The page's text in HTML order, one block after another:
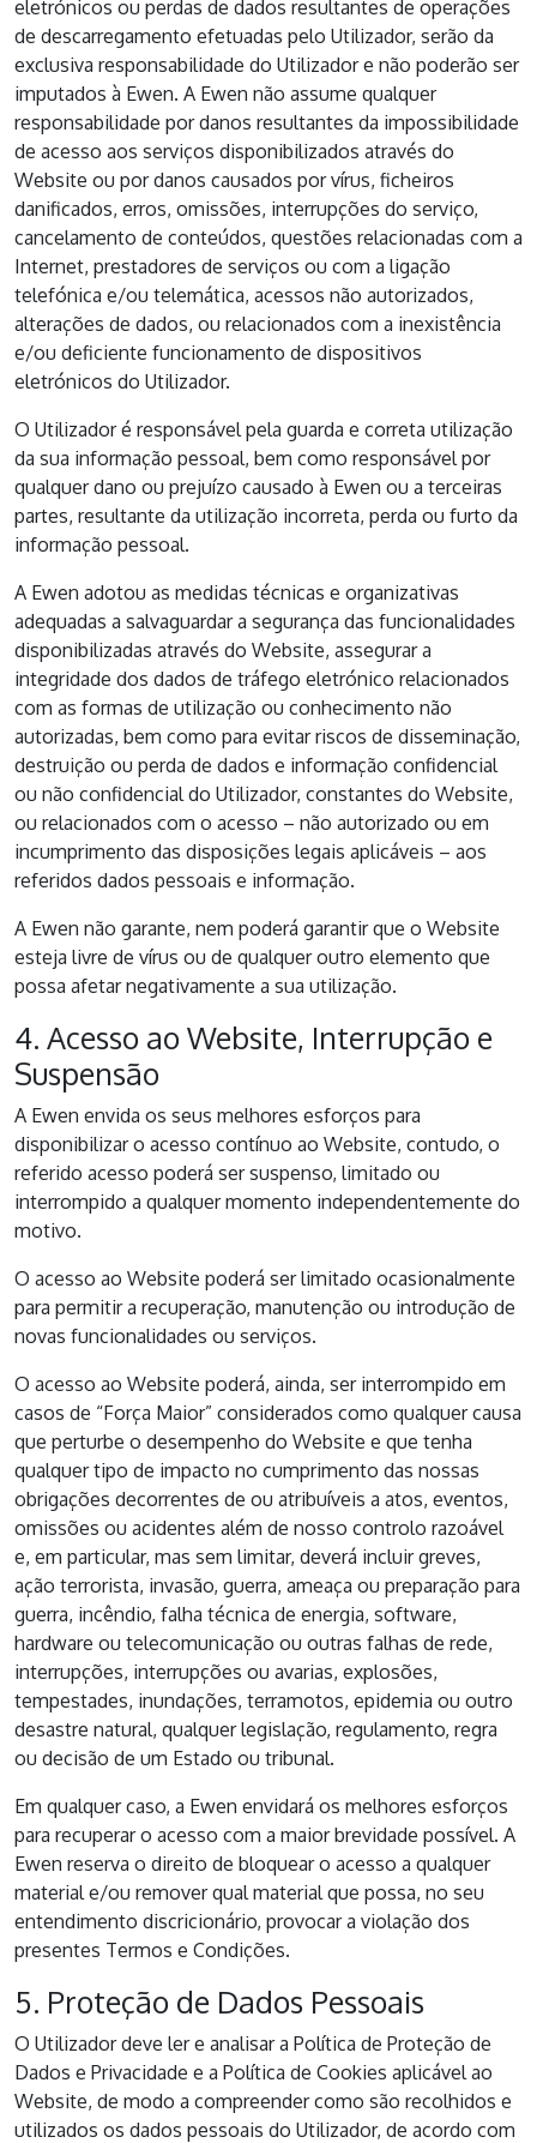
eletrónicos ou perdas de dados resultantes de operações
de descarregamento efetuadas pelo Utilizador, serão da
exclusiva responsabilidade do Utilizador e não poderão ser
imputados à Ewen. A Ewen não assume qualquer
responsabilidade por danos resultantes da impossibilidade
de acesso aos serviços disponibilizados através do
Website ou por danos causados por vírus, ficheiros
danificados, erros, omissões, interrupções do serviço,
cancelamento de conteúdos, questões relacionadas com a
Internet, prestadores de serviços ou com a ligação
telefónica e/ou telemática, acessos não autorizados,
alterações de dados, ou relacionados com a inexistência
e/ou deficiente funcionamento de dispositivos
eletrónicos do Utilizador.
O Utilizador é responsável pela guarda e correta utilização
da sua informação pessoal, bem como responsável por
qualquer dano ou prejuízo causado à Ewen ou a terceiras
partes, resultante da utilização incorreta, perda ou furto da
informação pessoal.
A Ewen adotou as medidas técnicas e organizativas
adequadas a salvaguardar a segurança das funcionalidades
disponibilizadas através do Website, assegurar a
integridade dos dados de tráfego eletrónico relacionados
com as formas de utilização ou conhecimento não
autorizadas, bem como para evitar riscos de disseminação,
destruição ou perda de dados e informação confidencial
ou não confidencial do Utilizador, constantes do Website,
ou relacionados com o acesso – não autorizado ou em
incumprimento das disposições legais aplicáveis – aos
referidos dados pessoais e informação.
A Ewen não garante, nem poderá garantir que o Website
esteja livre de vírus ou de qualquer outro elemento que
possa afetar negativamente a sua utilização.
4. Acesso ao Website, Interrupção e
Suspensão
A Ewen envida os seus melhores esforços para
disponibilizar o acesso contínuo ao Website, contudo, o
referido acesso poderá ser suspenso, limitado ou
interrompido a qualquer momento independentemente do
motivo.
O acesso ao Website poderá ser limitado ocasionalmente
para permitir a recuperação, manutenção ou introdução de
novas funcionalidades ou serviços.
O acesso ao Website poderá, ainda, ser interrompido em
casos de “Força Maior” considerados como qualquer causa
que perturbe o desempenho do Website e que tenha
qualquer tipo de impacto no cumprimento das nossas
obrigações decorrentes de ou atribuíveis a atos, eventos,
omissões ou acidentes além de nosso controlo razoável
e, em particular, mas sem limitar, deverá incluir greves,
ação terrorista, invasão, guerra, ameaça ou preparação para
guerra, incêndio, falha técnica de energia, software,
hardware ou telecomunicação ou outras falhas de rede,
interrupções, interrupções ou avarias, explosões,
tempestades, inundações, terramotos, epidemia ou outro
desastre natural, qualquer legislação, regulamento, regra
ou decisão de um Estado ou tribunal.
Em qualquer caso, a Ewen envidará os melhores esforços
para recuperar o acesso com a maior brevidade possível. A
Ewen reserva o direito de bloquear o acesso a qualquer
material e/ou remover qual material que possa, no seu
entendimento discricionário, provocar a violação dos
presentes Termos e Condições.
5. Proteção de Dados Pessoais
O Utilizador deve ler e analisar a Política de Proteção de
Dados e Privacidade e a Política de Cookies aplicável ao
Website, de modo a compreender como são recolhidos e
utilizados os dados pessoais do Utilizador, de acordo com